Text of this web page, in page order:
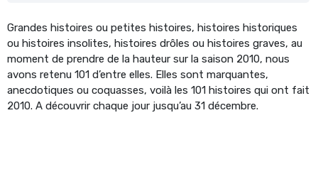
Grandes histoires ou petites histoires, histoires historiques
ou histoires insolites, histoires drôles ou histoires graves, au
moment de prendre de la hauteur sur la saison 2010, nous
avons retenu 101 d’entre elles. Elles sont marquantes,
anecdotiques ou coquasses, voilà les 101 histoires qui ont fait
2010. A découvrir chaque jour jusqu’au 31 décembre.